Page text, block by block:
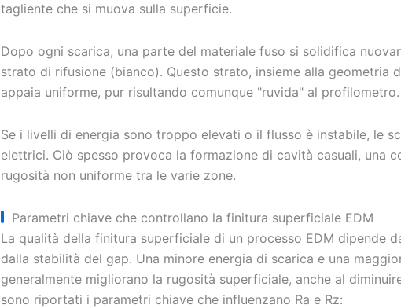
tagliente che si muova sulla superficie.
Dopo ogni scarica, una parte del materiale fuso si solidifica
strato di rifusione (bianco). Questo strato, insieme alla geometria
appaia uniforme, pur risultando comunque "ruvida" al profilometro.
Se i livelli di energia sono troppo elevati o il flusso è instabile, le
elettrici. Ciò spesso provoca la formazione di cavità casuali, una
rugosità non uniforme tra le varie zone.
Parametri chiave che controllano la finitura superficiale EDM
La qualità della finitura superficiale di un processo EDM dipende
dalla stabilità del gap. Una minore energia di scarica e una
generalmente migliorano la rugosità superficiale, anche al
sono riportati i parametri chiave che influenzano Ra e Rz: